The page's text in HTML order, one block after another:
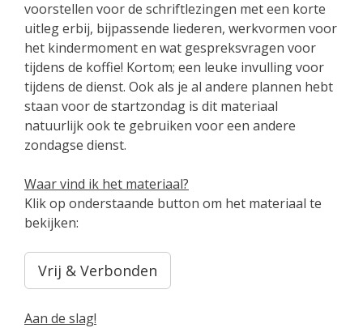
voorstellen voor de schriftlezingen met een korte
uitleg erbij, bijpassende liederen, werkvormen voor
het kindermoment en wat gespreksvragen voor
tijdens de koffie! Kortom; een leuke invulling voor
tijdens de dienst. Ook als je al andere plannen hebt
staan voor de startzondag is dit materiaal
natuurlijk ook te gebruiken voor een andere
zondagse dienst.
Waar vind ik het materiaal?
Klik op onderstaande button om het materiaal te
bekijken:
Vrij & Verbonden
Aan de slag!